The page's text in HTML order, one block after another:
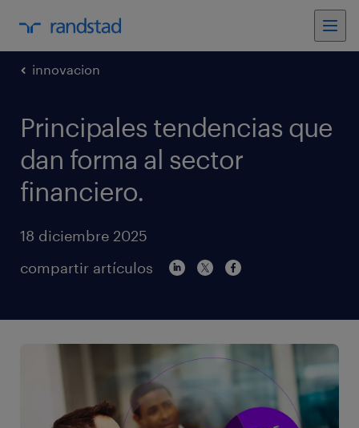
innovacion
Principales tendencias que
dan forma al sector
financiero.
18 diciembre 2025
compartir artículos